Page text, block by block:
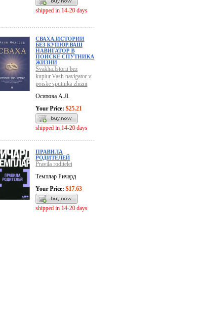
shipped in 14-20 days
СВАХА.ИСТОРИИ
БЕЗ КУПЮР.ВАШ
НАВИГАТОР В
ПОИСКЕ СПУТНИКА
ЖИЗНИ
Svakha.Istorii bez
kupiur.Vash navigator v
poiske sputnika zhizni
Осипова А.Л.
Your Price: $25.21
shipped in 14-20 days
ПРАВИЛА
РОДИТЕЛЕЙ
Pravila roditelei
Темплар Ричард
Your Price: $17.63
shipped in 14-20 days